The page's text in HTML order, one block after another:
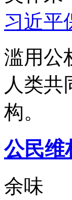
习近平
滥用公
人类
构。
公民维
余味